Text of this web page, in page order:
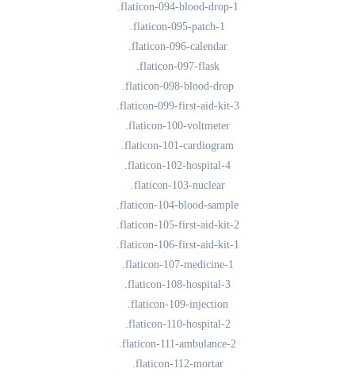
.flaticon-094-blood-drop-1
.flaticon-095-patch-1
.flaticon-096-calendar
.flaticon-097-flask
.flaticon-098-blood-drop
.flaticon-099-first-aid-kit-3
.flaticon-100-voltmeter
.flaticon-101-cardiogram
.flaticon-102-hospital-4
.flaticon-103-nuclear
.flaticon-104-blood-sample
.flaticon-105-first-aid-kit-2
.flaticon-106-first-aid-kit-1
.flaticon-107-medicine-1
.flaticon-108-hospital-3
.flaticon-109-injection
.flaticon-110-hospital-2
.flaticon-111-ambulance-2
.flaticon-112-mortar